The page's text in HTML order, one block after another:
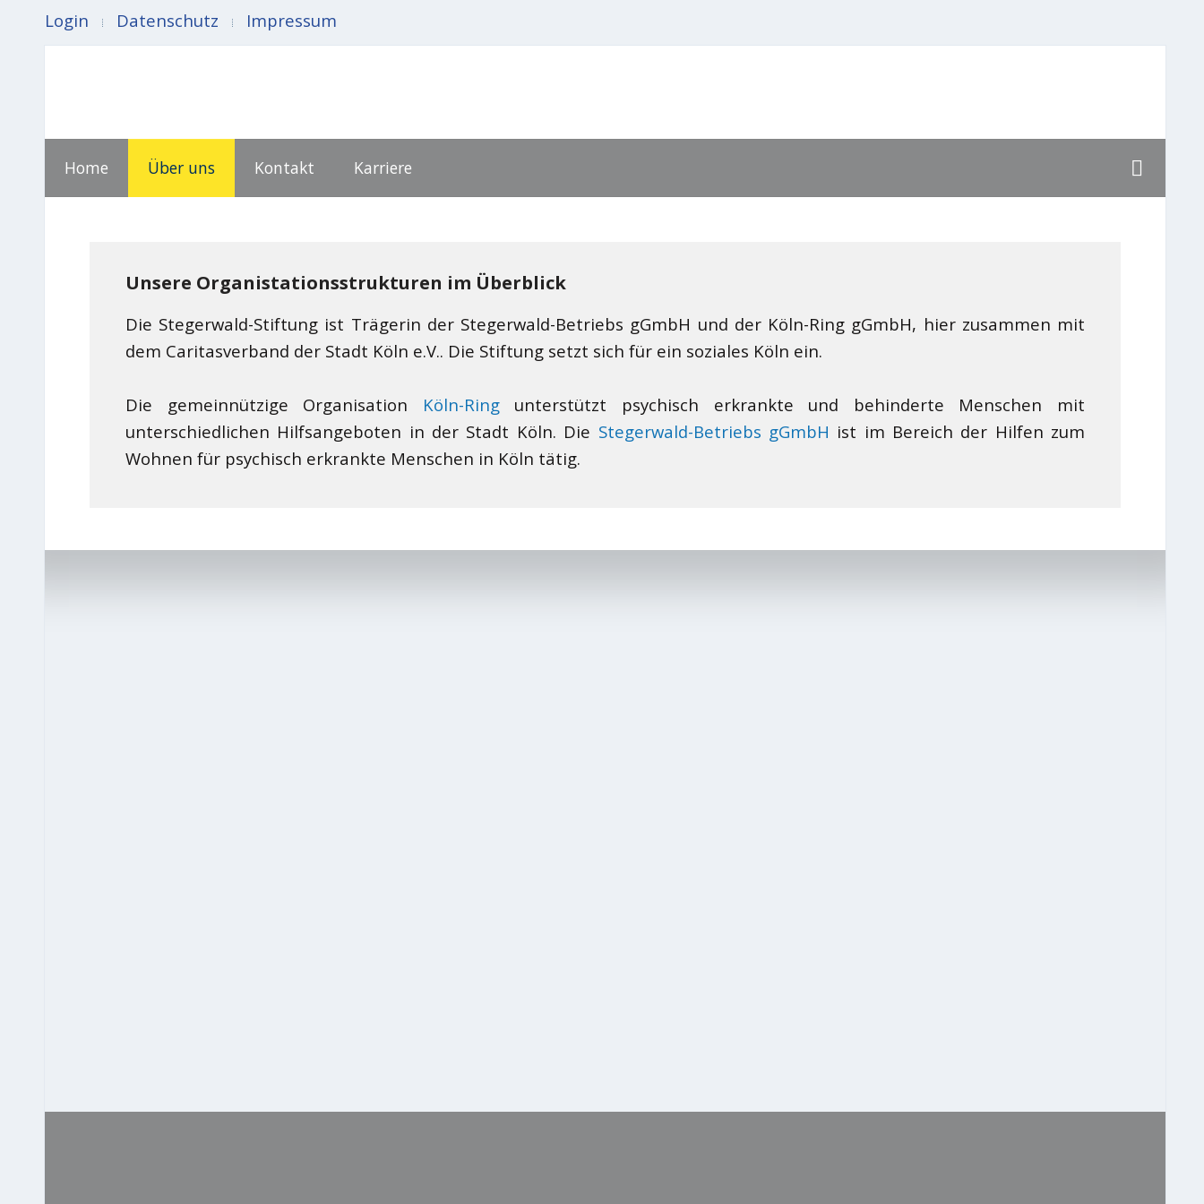
Login Datenschutz Impressum
Home Über uns Kontakt Karriere
Unsere Organistationsstrukturen im Überblick
Die Stegerwald-Stiftung ist Trägerin der Stegerwald-Betriebs gGmbH und der Köln-Ring gGmbH, hier zusammen mit
dem Caritasverband der Stadt Köln e.V.. Die Stiftung setzt sich für ein soziales Köln ein.
Die gemeinnützige Organisation Köln-Ringunterstützt psychisch erkrankte und behinderte Menschen mit
unterschiedlichen Hilfsangeboten in der Stadt Köln. Die Stegerwald-Betriebs gGmbH ist im Bereich der Hilfen zum
Wohnen für psychisch erkrankte Menschen in Köln tätig.